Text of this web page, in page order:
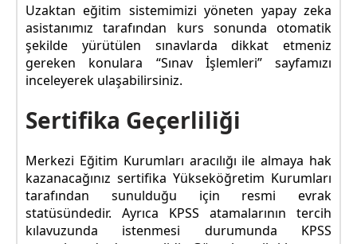
Uzaktan eğitim sistemimizi yöneten yapay zeka
asistanımız tarafından kurs sonunda otomatik
şekilde yürütülen sınavlarda dikkat etmeniz
gereken konulara “Sınav İşlemleri” sayfamızı
inceleyerek ulaşabilirsiniz.
Sertifika Geçerliliği
Merkezi Eğitim Kurumları aracılığı ile almaya hak
kazanacağınız sertifika Yükseköğretim Kurumları
tarafından sunulduğu için resmi evrak
statüsündedir. Ayrıca KPSS atamalarının tercih
kılavuzunda istenmesi durumunda KPSS